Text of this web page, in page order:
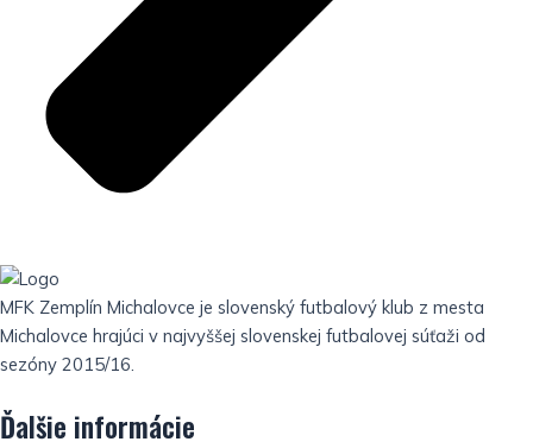
MFK Zemplín Michalovce je slovenský futbalový klub z mesta
Michalovce hrajúci v najvyššej slovenskej futbalovej súťaži od
sezóny 2015/16.
Ďalšie informácie